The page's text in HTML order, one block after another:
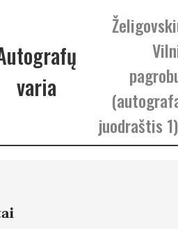
varia
juodraštis